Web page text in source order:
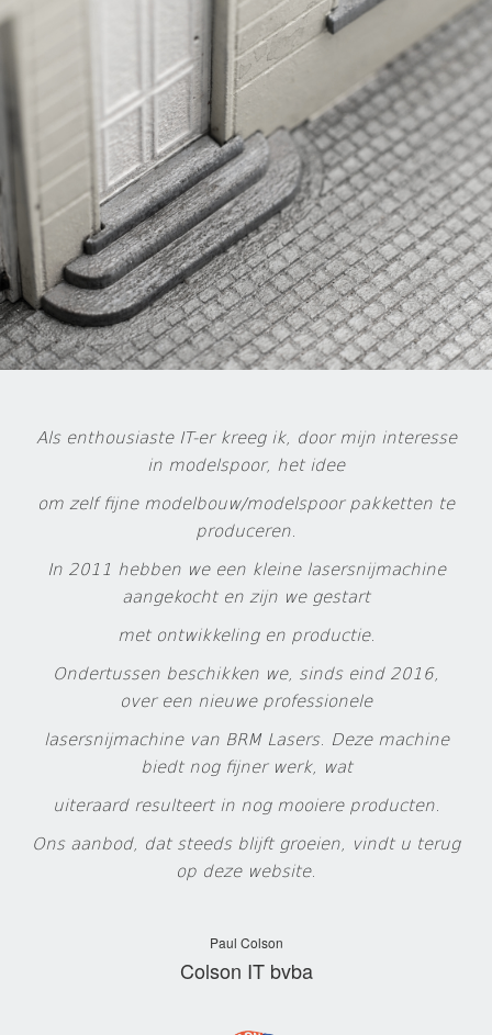
Als enthousiaste IT-er kreeg ik, door mijn interesse
in modelspoor, het idee
om zelf fijne modelbouw/modelspoor pakketten te
produceren.
In 2011 hebben we een kleine lasersnijmachine
aangekocht en zijn we gestart
met ontwikkeling en productie.
Ondertussen beschikken we, sinds eind 2016,
over een nieuwe professionele
lasersnijmachine van BRM Lasers. Deze machine
biedt nog fijner werk, wat
uiteraard resulteert in nog mooiere producten.
Ons aanbod, dat steeds blijft groeien, vindt u terug
op deze website.
Paul Colson
Colson IT bvba